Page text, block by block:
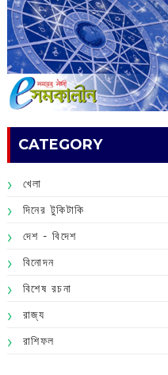
CATEGORY
খেলা
দিনের টুকিটাকি
দেশ - বিদেশ
বিনোদন
বিশেষ রচনা
রাজ্য
রাশিফল